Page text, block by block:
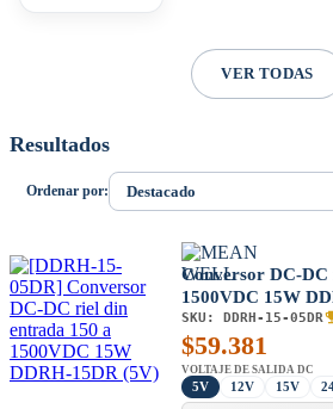
VER TODAS
Resultados
Ordenar por:
Conversor DC-
1500VDC 15W
SKU: DDRH-15-05DR
$59.381
VOLTAJE DE SALIDA DC
5V 12V 15V